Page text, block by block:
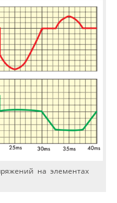
на элементах